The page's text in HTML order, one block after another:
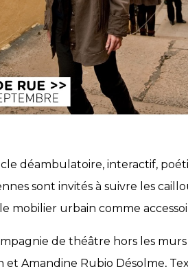
déambulatoire, interactif,
sont invités à suivre les
mobilier urbain comme
de théâtre hors les
et Amandine Rubio Désolme,